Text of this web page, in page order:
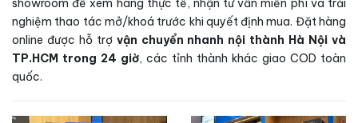
nghiệm thao tác mở/khoá trước khi quyết định mua. Đặt hàng
online được hỗ trợ vận chuyển nhanh nội thành Hà Nội và
TP.HCM trong 24 giờ, các tỉnh thành khác giao COD toàn
quốc.